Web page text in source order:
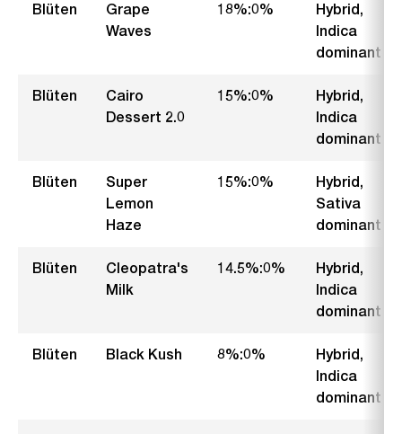
Blüten
Grape
Waves
18%:0%
Hybrid,
Indica
dominant
Blüten
Cairo
Dessert 2.0
15%:0%
Hybrid,
Indica
dominant
Blüten
Super
Lemon
Haze
15%:0%
Hybrid,
Sativa
dominant
Blüten
Cleopatra's
Milk
14.5%:0%
Hybrid,
Indica
dominant
Blüten Black Kush 8%:0%
Hybrid,
Indica
dominant